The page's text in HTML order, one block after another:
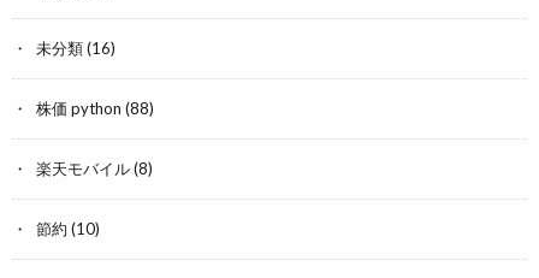
未分類(16)
株価 python (88)
楽天モバイル(8)
節約 (10)